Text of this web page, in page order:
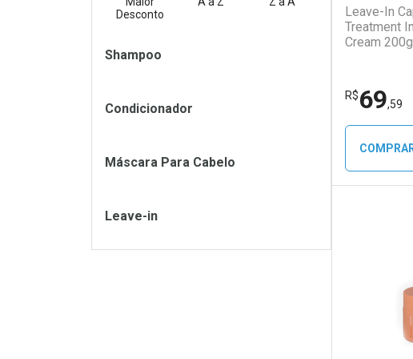
Leave-In
Treatment
Cream 200g
R$69,59
Desconto
Filtros
Shampoo
Condicionador
Máscara Para Cabelo
Leave-in